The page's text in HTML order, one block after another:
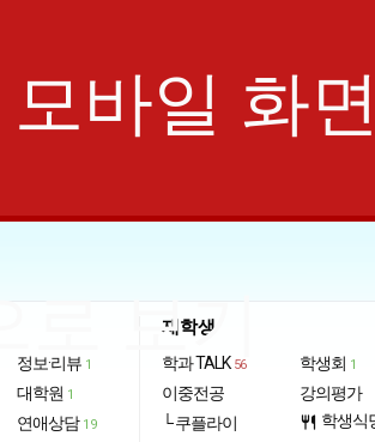
모바일 화
으로 보기
정보·리뷰 1
대학원 1
연애상담 19
재학생
학과 TALK 56
이중전공
└ 쿠플라이
학생회 1
강의평가
restaurant 학생식